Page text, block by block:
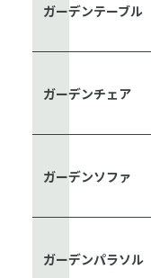
ガーデンテーブル
ガーデンチェア
ガーデンソファ
ガーデンパラソル